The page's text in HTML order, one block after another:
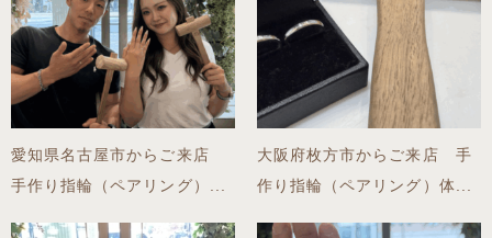
愛知県名古屋市からご来店
手作り指輪（ペアリング）...
大阪府枚方市からご来店 手
作り指輪（ペアリング）体...